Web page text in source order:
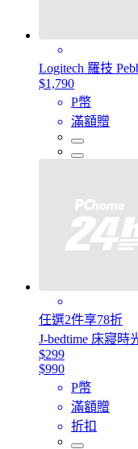
Logitech 羅技
$1,790
P幣
滿額贈
任選2件享78折
J-bedtime 床寢時
$299
$990
P幣
滿額贈
折扣